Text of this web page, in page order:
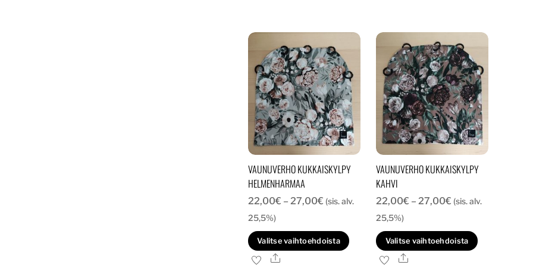
VAUNUVERHO KUKKAISKYLPY
HELMENHARMAA
22,00€ – 27,00€Hintaluokka:
-
27,00€
(sis. alv.
25,5%)
Valitse vaihtoehdoista
tuotteella
Ale
VAUNUVERHO KUKKAISKYLPY
KAHVI
22,00€ – 27,00€ Hintaluokka:
-
27,00€
(sis. alv.
25,5%)
Valitse vaihtoehdoista
Ale